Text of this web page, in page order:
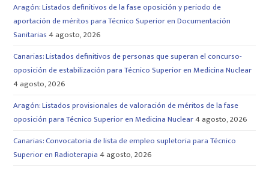
Aragón: Listados definitivos de la fase oposición y periodo de
aportación de méritos para Técnico Superior en Documentación
Sanitarias 4 agosto, 2026
Canarias: Listados definitivos de personas que superan el concurso-
oposición de estabilización para Técnico Superior en Medicina Nuclear
4 agosto, 2026
Aragón: Listados provisionales de valoración de méritos de la fase
oposición para Técnico Superior en Medicina Nuclear4 agosto, 2026
Canarias: Convocatoria de lista de empleo supletoria para Técnico
Superior en Radioterapia 4 agosto, 2026